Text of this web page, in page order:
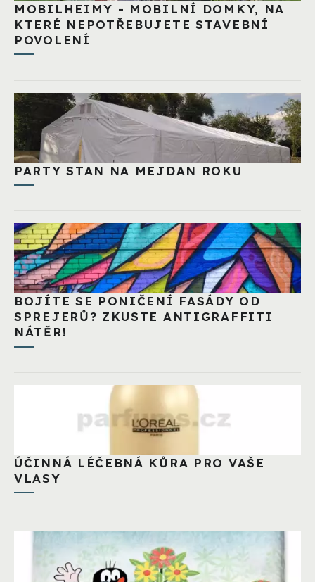
MOBILHEIMY - MOBILNÍ DOMKY, NA
KTERÉ NEPOTŘEBUJETE STAVEBNÍ
POVOLENÍ
PARTY STAN NA MEJDAN ROKU
BOJÍTE SE PONIČENÍ FASÁDY OD
SPREJERŮ? ZKUSTE ANTIGRAFFITI
NÁTĚR!
ÚČINNÁ LÉČEBNÁ KŮRA PRO VAŠE
VLASY